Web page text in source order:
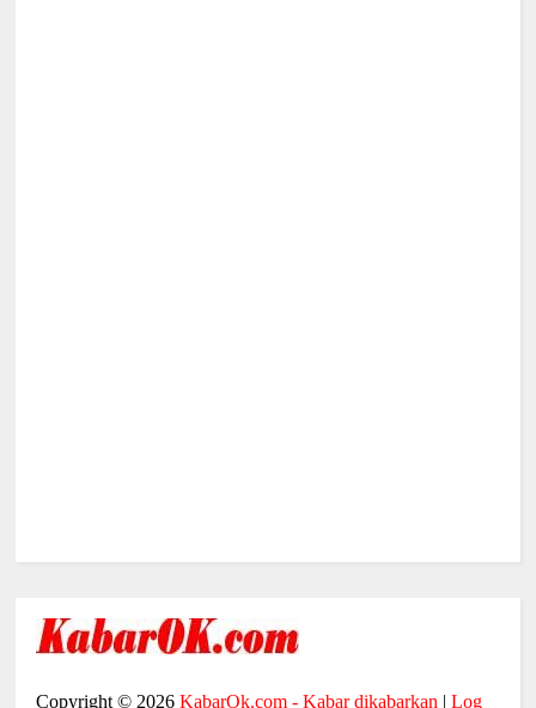
Copyright © 2026KabarOk.com - Kabar dikabarkan |Log